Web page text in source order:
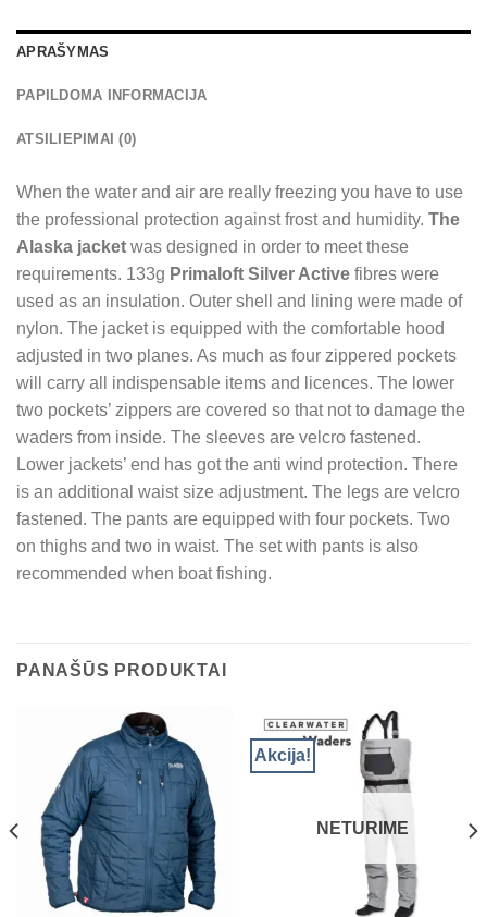
APRAŠYMAS
PAPILDOMA INFORMACIJA
ATSILIEPIMAI (0)
When the water and air are really freezing you have to use
the professional protection against frost and humidity. The
Alaska jacket was designed in order to meet these
requirements. 133g Primaloft Silver Active fibres were
used as an insulation. Outer shell and lining were made of
nylon. The jacket is equipped with the comfortable hood
adjusted in two planes. As much as four zippered pockets
will carry all indispensable items and licences. The lower
two pockets’ zippers are covered so that not to damage the
waders from inside. The sleeves are velcro fastened.
Lower jackets’ end has got the anti wind protection. There
is an additional waist size adjustment. The legs are velcro
fastened. The pants are equipped with four pockets. Two
on thighs and two in waist. The set with pants is also
recommended when boat fishing.
PANAŠŪS PRODUKTAI
Akcija!
NETURIME